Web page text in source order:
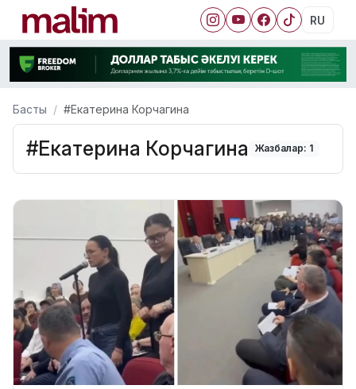
RU
Басты #Екатерина Корчагина
#Екатерина Корчагина Жазбалар: 1